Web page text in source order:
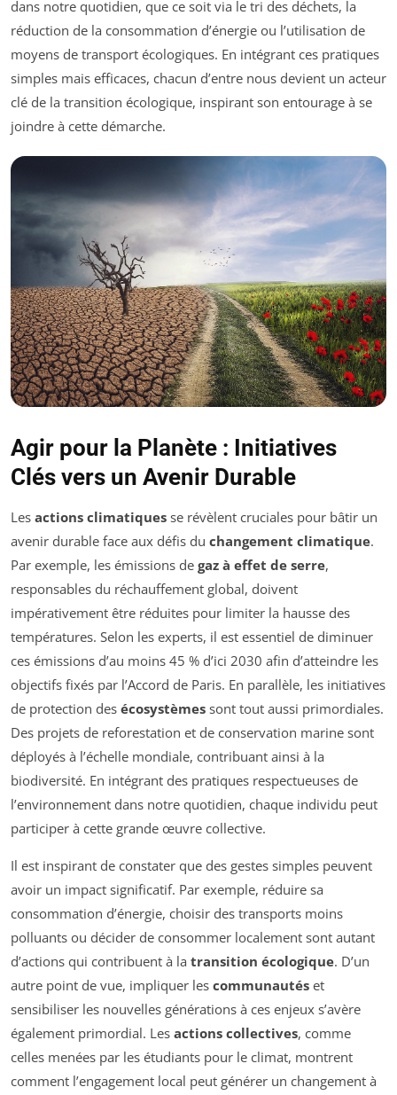
dans notre quotidien, que ce soit via le tri des déchets, la
réduction de la consommation d’énergie ou l’utilisation de
moyens de transport écologiques. En intégrant ces pratiques
simples mais efficaces, chacun d’entre nous devient un acteur
clé de la transition écologique, inspirant son entourage à se
joindre à cette démarche.
Agir pour la Planète : Initiatives
Clés vers un Avenir Durable
Les actions climatiques se révèlent cruciales pour bâtir un
avenir durable face aux défis du changement climatique.
Par exemple, les émissions de gaz à effet de serre,
responsables du réchauffement global, doivent
impérativement être réduites pour limiter la hausse des
températures. Selon les experts, il est essentiel de diminuer
ces émissions d’au moins 45 % d’ici 2030 afin d’atteindre les
objectifs fixés par l’Accord de Paris. En parallèle, les initiatives
de protection des écosystèmes sont tout aussi primordiales.
Des projets de reforestation et de conservation marine sont
déployés à l’échelle mondiale, contribuant ainsi à la
biodiversité. En intégrant des pratiques respectueuses de
l’environnement dans notre quotidien, chaque individu peut
participer à cette grande œuvre collective.
Il est inspirant de constater que des gestes simples peuvent
avoir un impact significatif. Par exemple, réduire sa
consommation d’énergie, choisir des transports moins
polluants ou décider de consommer localement sont autant
d’actions qui contribuent à la transition écologique. D’un
autre point de vue, impliquer les communautés et
sensibiliser les nouvelles générations à ces enjeux s’avère
également primordial. Les actions collectives, comme
celles menées par les étudiants pour le climat, montrent
comment l’engagement local peut générer un changement à